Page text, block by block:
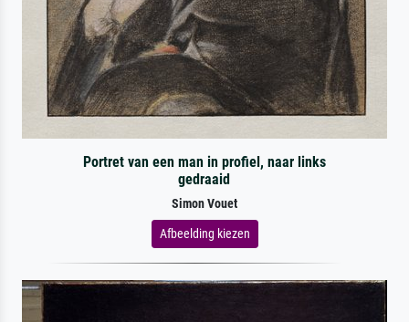
Portret van een man in profiel, naar links
gedraaid
Simon Vouet
Afbeelding kiezen